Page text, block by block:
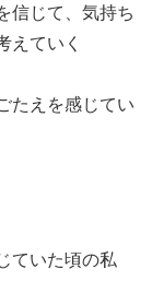
信じて、気持ち
えていく
たえを感じてい
ていた頃の私